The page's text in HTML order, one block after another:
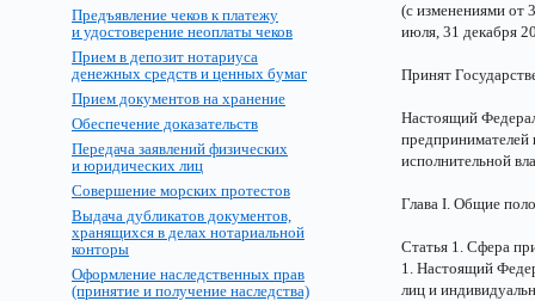
Предъявление чеков к платежу
и удостоверение неоплаты чеков
Прием в депозит нотариуса
денежных средств и ценных бумаг
Прием документов на хранение
Обеспечение доказательств
Передача заявлений физических
и юридических лиц
Совершение морских протестов
Выдача дубликатов документов,
хранящихся в делах нотариальной
конторы
Оформление наследственных прав
(принятие и получение наследства)
(с изменениями от
июля, 31 декабря
Принят
Настоящий
предпринимателей
исполнительной
Глава I. Общие
Статья 1. Сфера
1. Настоящий
лиц и